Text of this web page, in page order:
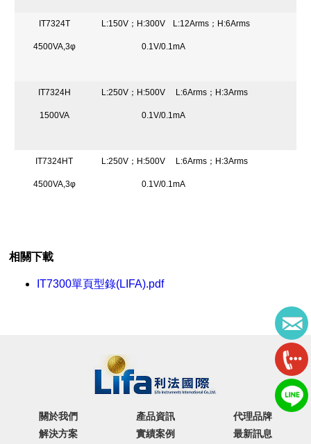
IT7324T L:150V；H:300V L:12Arms；H:6Arms
4500VA,3φ 0.1V/0.1mA
IT7324H L:250V；H:500V L:6Arms；H:3Arms
1500VA 0.1V/0.1mA
IT7324HT L:250V；H:500V L:6Arms；H:3Arms
4500VA,3φ 0.1V/0.1mA
相關下載
IT7300單頁型錄(LIFA).pdf
關於我們 產品資訊
代理品牌
解決方案
實績案例
最新訊息